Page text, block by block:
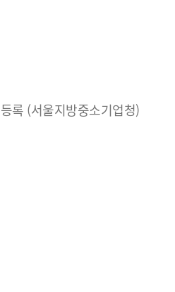
록 (서울지방중소기업청)